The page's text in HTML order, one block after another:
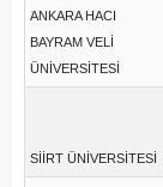
ANKARA HACI
BAYRAM VELİ
ÜNİVERSİTESİ
SİİRT ÜNİVERSİTESİ